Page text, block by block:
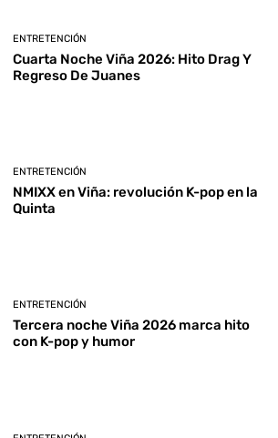
ENTRETENCIÓN
Cuarta Noche Viña 2026: Hito Drag Y
Regreso De Juanes
ENTRETENCIÓN
NMIXX en Viña: revolución K-pop en la
Quinta
ENTRETENCIÓN
Tercera noche Viña 2026 marca hito
con K-pop y humor